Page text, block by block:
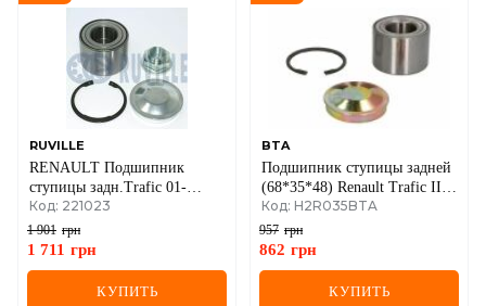
RUVILLE
RENAULT Подшипник
ступицы задн.Trafic 01-
OPEL Vivaro
Код: 221023
1 901 грн
1 711 грн
КУПИТЬ
BTA
Подшипник ступицы задней
(68*35*48) Renault Trafic II +
Opel Vivaro A 01->14 /
Renault Trafic III+ Opel
Vivaro B 14->
Код: H2R035BTA
957 грн
862 грн
КУПИТЬ